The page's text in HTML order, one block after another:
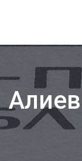
Алиев